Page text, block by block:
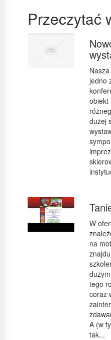
Przeczytać
jedno
obiekt
dużej
W
na
tego
coraz
A (w
tak...